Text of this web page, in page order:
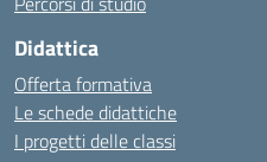
Didattica
Offerta formativa
Le schede didattiche
I progetti delle classi